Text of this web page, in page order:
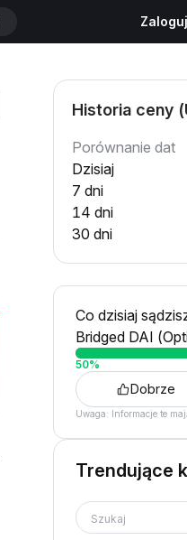
Historia ceny
Porównanie dat
Dzisiaj
7 dni
14 dni
30 dni
Co dzisiaj
Bridged DAI
50%
Dobrze
Uwaga: Informacje te
Trendujące
Szukaj